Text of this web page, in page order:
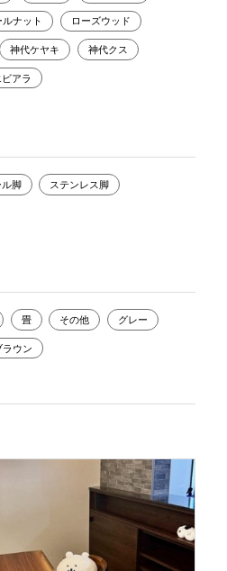
ナット ローズウッド
神代ケヤキ 神代クス
ビアラ
脚 ステンレス脚
畳 その他 グレー
ラウン